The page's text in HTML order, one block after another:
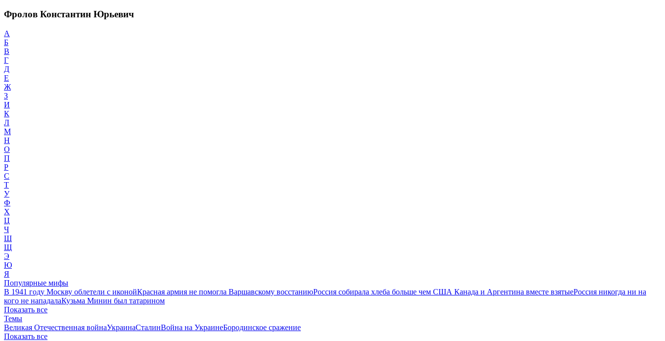
Фролов Константин Юрьевич
А
Б
В
Г
Д
Е
Ж
З
И
К
Л
М
Н
О
П
Р
С
Т
У
Ф
Х
Ц
Ч
Ш
Щ
Э
Ю
Я
Популярные мифы
В 1941 году Москву облетели с иконойКрасная армия не помогла Варшавскому восстаниюРоссия собирала хлеба больше чем США Канада и Аргентина вместе взятыеРоссия никогда ни на
кого не нападалаКузьма Минин был татарином
Показать все
Темы
Великая Отечественная войнаУкраинаСталинВойна на УкраинеБородинское сражение
Показать все